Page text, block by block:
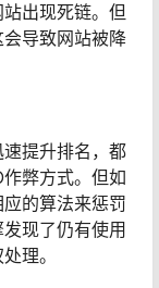
出现死链。但
导致网站被降
提升排名，都
弊方式。但如
的算法来惩罚
现了仍有使用
理。